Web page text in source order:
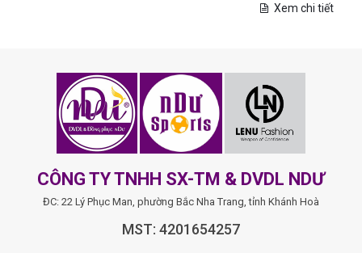
Xem chi tiết
CÔNG TY TNHH SX-TM & DVDL NDƯ
ĐC: 22 Lý Phục Man, phường Bắc Nha Trang, tỉnh Khánh Hoà
MST: 4201654257